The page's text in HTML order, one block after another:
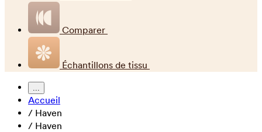
Comparer
Échantillons de tissu
...
Accueil
/ Haven
/ Haven